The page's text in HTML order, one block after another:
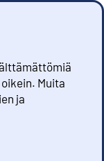
Muita
ja